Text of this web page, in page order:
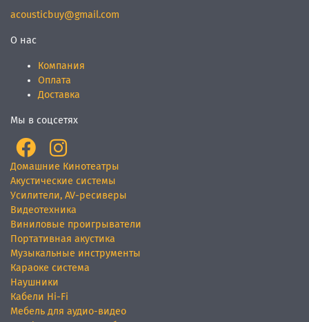
acousticbuy@gmail.com
О нас
Компания
Оплата
Доставка
Мы в соцсетях
Домашние Кинотеатры
Акустические системы
Усилители, AV-ресиверы
Видеотехника
Виниловые проигрыватели
Портативная акустика
Музыкальные инструменты
Караоке система
Наушники
Кабели Hi-Fi
Мебель для аудио-видео